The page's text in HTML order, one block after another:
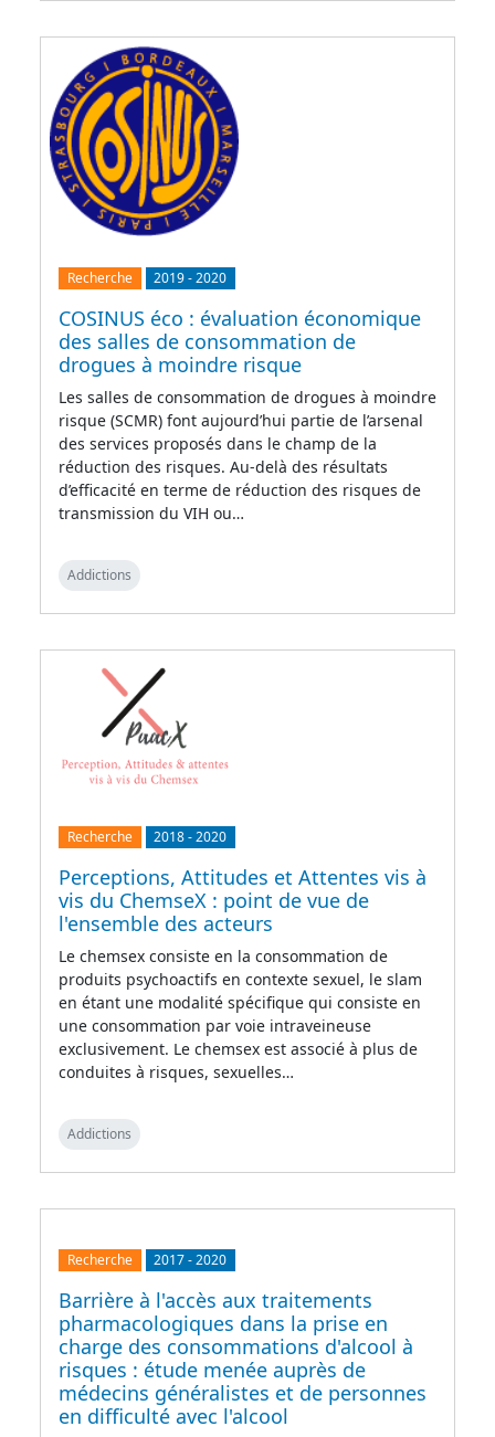
Recherche 2019-2020
COSINUS éco : évaluation économique
des salles de consommation de
drogues à moindre risque
Les salles de consommation de drogues à moindre
risque (SCMR) font aujourd’hui partie de l’arsenal
des services proposés dans le champ de la
réduction des risques. Au-delà des résultats
d’efficacité en terme de réduction des risques de
transmission du VIH ou…
Addictions
Recherche 2018-2020
Perceptions, Attitudes et Attentes vis à
vis du ChemseX : point de vue de
l'ensemble des acteurs
Le chemsex consiste en la consommation de
produits psychoactifs en contexte sexuel, le slam
en étant une modalité spécifique qui consiste en
une consommation par voie intraveineuse
exclusivement. Le chemsex est associé à plus de
conduites à risques, sexuelles…
Addictions
Recherche 2017-2020
Barrière à l'accès aux traitements
pharmacologiques dans la prise en
charge des consommations d'alcool à
risques : étude menée auprès de
médecins généralistes et de personnes
en difficulté avec l'alcool